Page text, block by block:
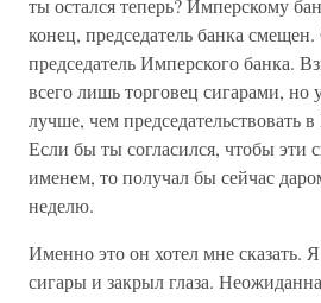
ты остался теперь? Имперскому
конец, председатель банка
председатель Имперского банка.
всего лишь торговец сигарами, но
лучше, чем председательствовать
Если бы ты согласился, чтобы эти
именем, то получал бы сейчас
неделю.
Именно это он хотел мне сказать.
сигары и закрыл глаза.